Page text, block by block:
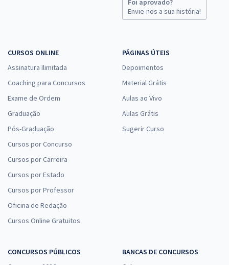
Envie-nos a sua história!
CURSOS ONLINE
Assinatura Ilimitada
Coaching para Concursos
Exame de Ordem
Graduação
Pós-Graduação
Cursos por Concurso
Cursos por Carreira
Cursos por Estado
Cursos por Professor
Oficina de Redação
Cursos Online Gratuitos
PÁGINAS ÚTEIS
Depoimentos
Material Grátis
Aulas ao Vivo
Aulas Grátis
Sugerir Curso
CONCURSOS PÚBLICOS
BANCAS DE CONCURSOS